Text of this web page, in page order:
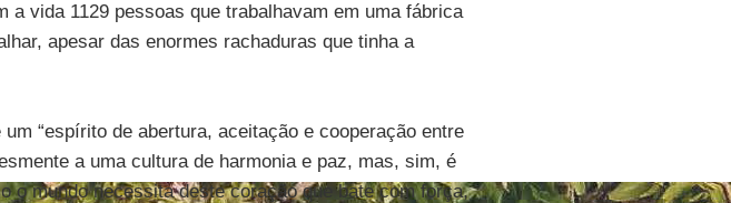
a vida 1129 pessoas que trabalhavam em uma fábrica
apesar das enormes rachaduras que tinha a
“espírito de abertura, aceitação e cooperação entre
a uma cultura de harmonia e paz, mas, sim, é
o mundo necessita deste coração que bate com força,